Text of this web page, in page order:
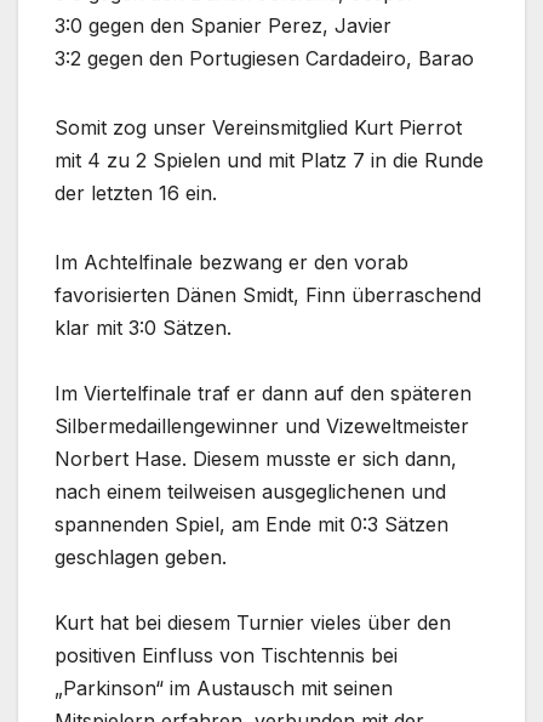
3:0 gegen den Spanier Perez, Javier
3:2 gegen den Portugiesen Cardadeiro, Barao
Somit zog unser Vereinsmitglied Kurt Pierrot
mit 4 zu 2 Spielen und mit Platz 7 in die Runde
der letzten 16 ein.
Im Achtelfinale bezwang er den vorab
favorisierten Dänen Smidt, Finn überraschend
klar mit 3:0 Sätzen.
Im Viertelfinale traf er dann auf den späteren
Silbermedaillengewinner und Vizeweltmeister
Norbert Hase. Diesem musste er sich dann,
nach einem teilweisen ausgeglichenen und
spannenden Spiel, am Ende mit 0:3 Sätzen
geschlagen geben.
Kurt hat bei diesem Turnier vieles über den
positiven Einfluss von Tischtennis bei
„Parkinson“ im Austausch mit seinen